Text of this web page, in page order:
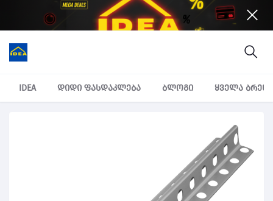
IDEA დიდი ფასდაკლება ბლოგი ყველა